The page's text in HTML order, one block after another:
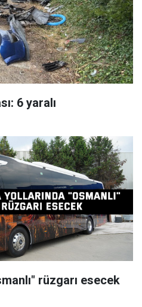
6 yaralı
rüzgarı esecek